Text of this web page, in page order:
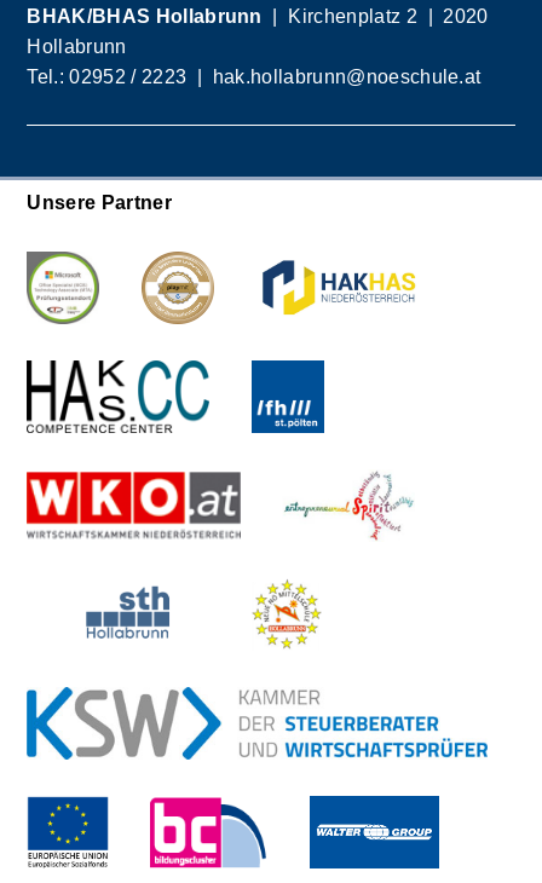
BHAK/BHAS Hollabrunn
| Kirchenplatz 2 | 2020
Hollabrunn
Tel.:02952 / 2223 | hak.hollabrunn@noeschule.at
Unsere Partner